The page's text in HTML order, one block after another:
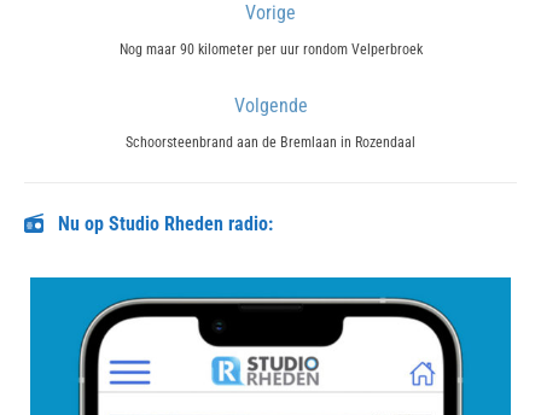
navigatie
Vorige
Previous
Nog maar 90 kilometer per uur rondom Velperbroek
Volgende
Next
Schoorsteenbrand aan de Bremlaan in Rozendaal
Nu op Studio Rheden radio: